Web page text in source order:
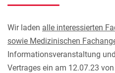
Wir laden alle interessierten
sowie Medizinischen
Informationsveranstaltung
Vertrages ein am 12.07.23